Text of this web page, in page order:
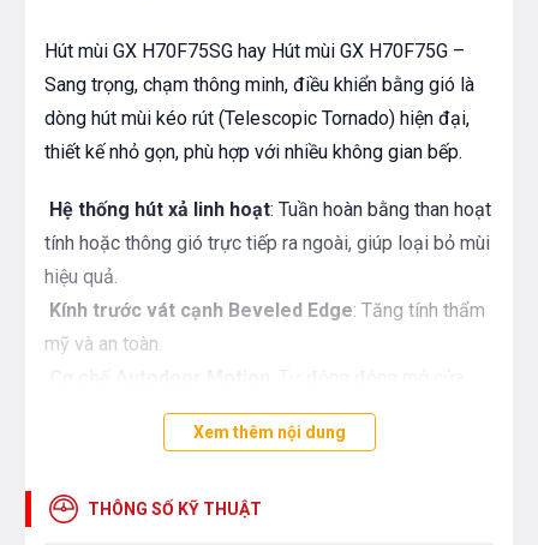
Hút mùi GX H70F75SG hay Hút mùi GX H70F75G –
Sang trọng, chạm thông minh, điều khiển bằng gió là
dòng hút mùi kéo rút (Telescopic Tornado) hiện đại,
thiết kế nhỏ gọn, phù hợp với nhiều không gian bếp.
Hệ thống hút xả linh hoạt: Tuần hoàn bằng than hoạt
tính hoặc thông gió trực tiếp ra ngoài, giúp loại bỏ mùi
hiệu quả.
Kính trước vát cạnh Beveled Edge: Tăng tính thẩm
mỹ và an toàn.
hút khi sử dụng, tăng tiện nghi và độ bền.
Xem thêm nội dung
THÔNG SỐ KỸ THUẬT